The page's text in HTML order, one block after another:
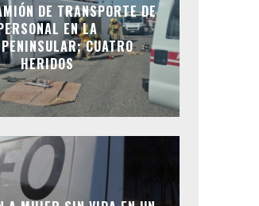
DE TRANSPORTE DE
EN LA
CUATRO
HERIDOS